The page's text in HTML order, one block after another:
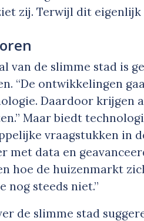
zij. Terwijl dit
van de slimme stad is
“De ontwikkelingen
Daardoor krijgen
Maar biedt
vraagstukken in
met data en
hoe de huizenmarkt
nog steeds niet.”
de slimme stad